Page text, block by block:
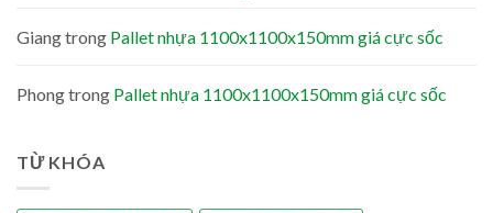
Giangtrong Pallet nhựa 1100x1100x150mm giá cực sốc
Phongtrong Pallet nhựa 1100x1100x150mm giá cực sốc
TỪ KHÓA